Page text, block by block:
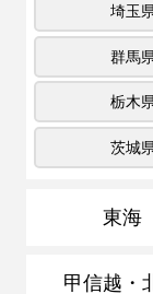
埼玉
群馬
栃木
茨城
東海
甲信越・